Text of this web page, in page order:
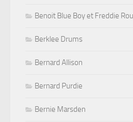
Benoit Blue Boy et Freddie
Berklee Drums
Bernard Allison
Bernard Purdie
Bernie Marsden